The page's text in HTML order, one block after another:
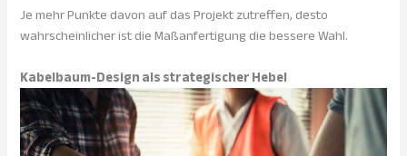
Je mehr Punkte davon auf das Projekt zutreffen, desto
wahrscheinlicher ist die Maßanfertigung die bessere Wahl.
Kabelbaum-Design als strategischer Hebel